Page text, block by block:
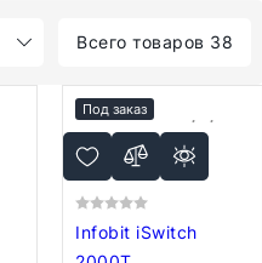
Всего товаров 38
Под заказ
Infobit iSwitch